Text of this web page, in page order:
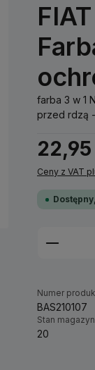
farba 3 w 1
przed rdzą
Ceny z VAT
Ilość
Numer
BAS210107
Stan
20